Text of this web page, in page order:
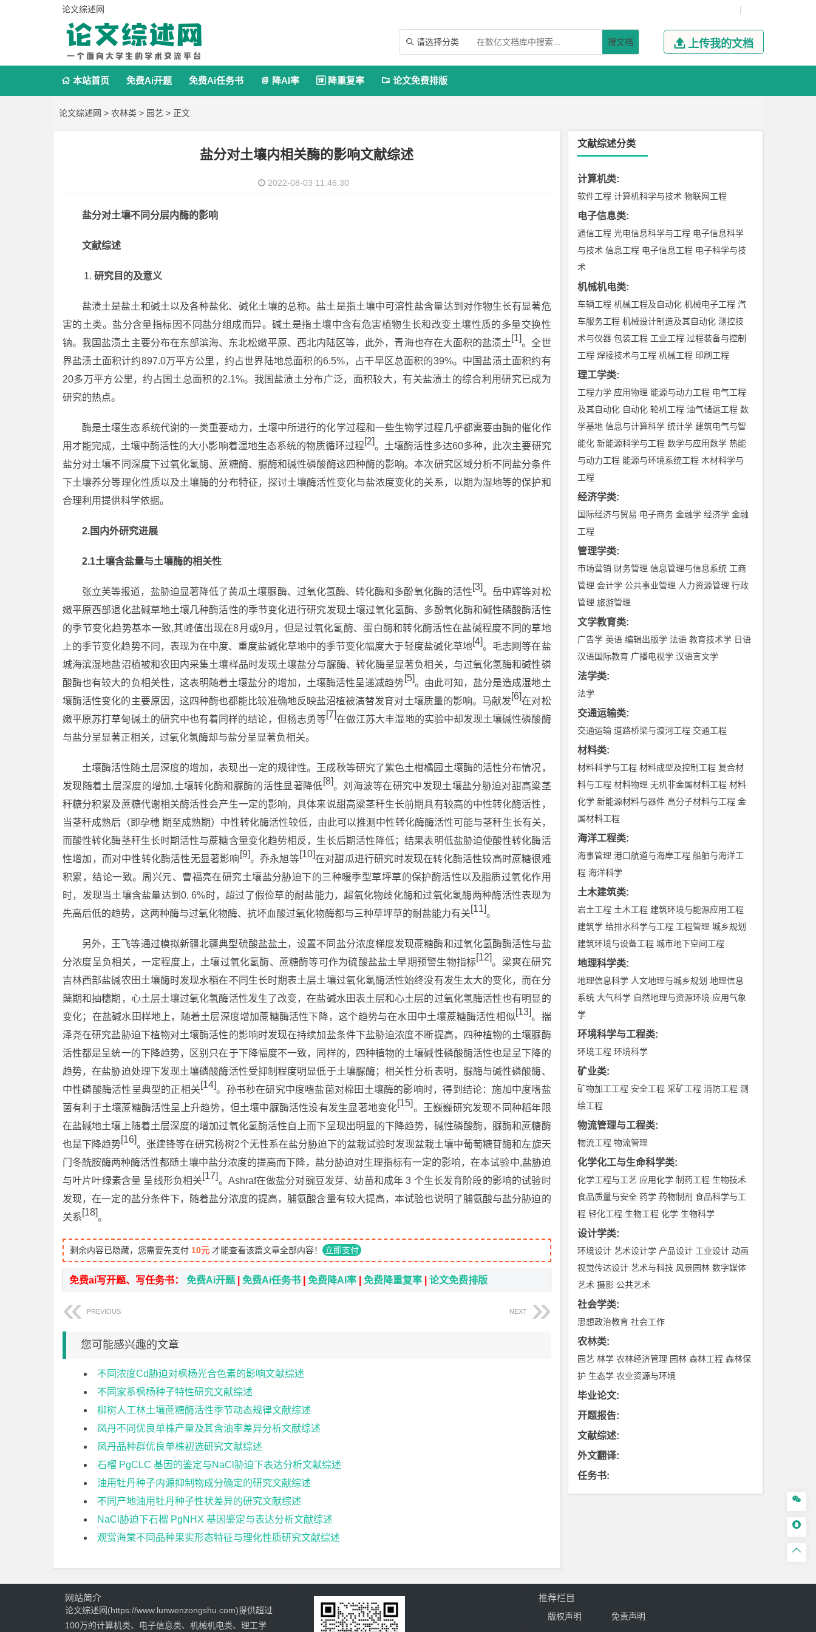
论文综述网 |
 请选择分类 搜文档  上传我的文档
 本站首页 免费Ai开题 免费Ai任务书  降AI率  降重复率  论文免费排版
论文综述网 > 农林类 > 园艺 > 正文
盐分对土壤内相关酶的影响文献综述
2022-08-03 11:46:30
盐分对土壤不同分层内酶的影响
文献综述
研究目的及意义
盐渍土是盐土和碱土以及各种盐化、碱化土壤的总称。盐土是指土壤中可溶性盐含量达到对作物生长有显著危
害的土类。盐分含量指标因不同盐分组成而异。碱土是指土壤中含有危害植物生长和改变土壤性质的多量交换性
钠。我国盐渍土主要分布在东部滨海、东北松嫩平原、西北内陆区等，此外，青海也存在大面积的盐渍土[1]。全世
界盐渍土面积计约897.0万平方公里，约占世界陆地总面积的6.5%，占干旱区总面积的39%。中国盐渍土面积约有
20多万平方公里，约占国土总面积的2.1%。我国盐渍土分布广泛，面积较大，有关盐渍土的综合利用研究已成为
研究的热点。
酶是土壤生态系统代谢的一类重要动力，土壤中所进行的化学过程和一些生物学过程几乎都需要由酶的催化作
用才能完成，土壤中酶活性的大小影响着湿地生态系统的物质循环过程[2]。土壤酶活性多达60多种，此次主要研究
盐分对土壤不同深度下过氧化氢酶、蔗糖酶、脲酶和碱性磷酸酶这四种酶的影响。本次研究区域分析不同盐分条件
下土壤养分等理化性质以及土壤酶的分布特征，探讨土壤酶活性变化与盐浓度变化的关系，以期为湿地等的保护和
合理利用提供科学依据。
2.国内外研究进展
2.1土壤含盐量与土壤酶的相关性
张立芙等报道，盐胁迫显著降低了黄瓜土壤脲酶、过氧化氢酶、转化酶和多酚氧化酶的活性[3]。岳中辉等对松
嫩平原西部退化盐碱草地土壤几种酶活性的季节变化进行研究发现土壤过氧化氢酶、多酚氧化酶和碱性磷酸酶活性
的季节变化趋势基本一致,其峰值出现在8月或9月，但是过氧化氢酶、蛋白酶和转化酶活性在盐碱程度不同的草地
上的季节变化趋势不同，表现为在中度、重度盐碱化草地中的季节变化幅度大于轻度盐碱化草地[4]。毛志刚等在盐
城海滨湿地盐沼植被和农田内采集土壤样品时发现土壤盐分与脲酶、转化酶呈显著负相关，与过氧化氢酶和碱性磷
酸酶也有较大的负相关性，这表明随着土壤盐分的增加，土壤酶活性呈递减趋势[5]。由此可知，盐分是造成湿地土
壤酶活性变化的主要原因，这四种酶也都能比较准确地反映盐沼植被演替发育对土壤质量的影响。马献发[6]在对松
嫩平原苏打草甸碱土的研究中也有着同样的结论，但杨志勇等[7]在做江苏大丰湿地的实验中却发现土壤碱性磷酸酶
与盐分呈显著正相关，过氧化氢酶却与盐分呈显著负相关。
土壤酶活性随土层深度的增加，表现出一定的规律性。王成秋等研究了紫色土柑橘园土壤酶的活性分布情况，
发现随着土层深度的增加,土壤转化酶和脲酶的活性显著降低[8]。刘海波等在研究中发现土壤盐分胁迫对甜高粱茎
秆糖分积累及蔗糖代谢相关酶活性会产生一定的影响，具体来说甜高粱茎秆生长前期具有较高的中性转化酶活性，
当茎秆成熟后（即孕穗 期至成熟期）中性转化酶活性较低，由此可以推测中性转化酶酶活性可能与茎秆生长有关，
而酸性转化酶茎秆生长时期活性与蔗糖含量变化趋势相反，生长后期活性降低；结果表明低盐胁迫使酸性转化酶活
性增加，而对中性转化酶活性无显著影响 [9]。乔永旭等[10]在对甜瓜进行研究时发现在转化酶活性较高时蔗糖很难
积累，结论一致。周兴元、曹福亮在研究土壤盐分胁迫下的三种暖季型草坪草的保护酶活性以及脂质过氧化作用
时，发现当土壤含盐量达到0. 6%时，超过了假俭草的耐盐能力，超氧化物歧化酶和过氧化氢酶两种酶活性表现为
先高后低的趋势，这两种酶与过氧化物酶、抗坏血酸过氧化物酶都与三种草坪草的耐盐能力有关[11]。
另外，王飞等通过模拟新疆北疆典型硫酸盐盐土，设置不同盐分浓度梯度发现蔗糖酶和过氧化氢酶酶活性与盐
分浓度呈负相关，一定程度上，土壤过氧化氢酶、蔗糖酶等可作为硫酸盐盐土早期预警生物指标[12]。梁爽在研究
吉林西部盐碱农田土壤酶时发现水稻在不同生长时期表土层土壤过氧化氢酶活性始终没有发生太大的变化，而在分
蘖期和抽穗期，心土层土壤过氧化氢酶活性发生了改变，在盐碱水田表土层和心土层的过氧化氢酶活性也有明显的
变化；在盐碱水田样地上，随着土层深度增加蔗糖酶活性下降，这个趋势与在水田中土壤蔗糖酶活性相似[13]。揣
泽尧在研究盐胁迫下植物对土壤酶活性的影响时发现在持续加盐条件下盐胁迫浓度不断提高，四种植物的土壤脲酶
活性都是呈统一的下降趋势，区别只在于下降幅度不一致，同样的，四种植物的土壤碱性磷酸酶活性也是呈下降的
趋势，在盐胁迫处理下发现土壤磷酸酶活性受抑制程度明显低于土壤脲酶；相关性分析表明，脲酶与碱性磷酸酶、
中性磷酸酶活性呈典型的正相关[14]。孙书秒在研究中度嗜盐菌对棉田土壤酶的影响时，得到结论：施加中度嗜盐
菌有利于土壤蔗糖酶活性呈上升趋势，但土壤中脲酶活性没有发生显著地变化[15]。王巍巍研究发现不同种稻年限
在盐碱地土壤上随着土层深度的增加过氧化氢酶活性自上而下呈现出明显的下降趋势，碱性磷酸酶，脲酶和蔗糖酶
也是下降趋势[16]。张建锋等在研究杨树2个无性系在盐分胁迫下的盆栽试验时发现盆栽土壤中葡萄糖苷酶和左旋天
门冬酰胺酶两种酶活性都随土壤中盐分浓度的提高而下降，盐分胁迫对生理指标有一定的影响，在本试验中,盐胁迫
与叶片叶绿素含量 呈线形负相关[17]。Ashraf在做盐分对豌豆发芽、幼苗和成年 3 个生长发育阶段的影响的试验时
发现，在一定的盐分条件下，随着盐分浓度的提高，脯氨酸含量有较大提高，本试验也说明了脯氨酸与盐分胁迫的
关系[18]。
剩余内容已隐藏，您需要先支付 10元 才能查看该篇文章全部内容！ 立即支付
免费ai写开题、写任务书： 免费Ai开题 免费Ai任务书 免费降AI率 免费降重复率 论文免费排版
PREVIOUS NEXT
您可能感兴趣的文章
不同浓度Cd胁迫对枫杨光合色素的影响文献综述
不同家系枫杨种子特性研究文献综述
柳树人工林土壤蔗糖酶活性季节动态规律文献综述
凤丹不同优良单株产量及其含油率差异分析文献综述
凤丹品种群优良单株初选研究文献综述
石榴 PgCLC 基因的鉴定与NaCl胁迫下表达分析文献综述
油用牡丹种子内源抑制物成分确定的研究文献综述
不同产地油用牡丹种子性状差异的研究文献综述
NaCl胁迫下石榴 PgNHX 基因鉴定与表达分析文献综述
观赏海棠不同品种果实形态特征与理化性质研究文献综述
文献综述分类
计算机类:
软件工程 计算机科学与技术 物联网工程
电子信息类:
通信工程 光电信息科学与工程 电子信息科学
与技术 信息工程 电子信息工程 电子科学与技
术
机械机电类:
车辆工程 机械工程及自动化 机械电子工程 汽
车服务工程 机械设计制造及其自动化 测控技
术与仪器 包装工程 工业工程 过程装备与控制
工程 焊接技术与工程 机械工程 印刷工程
理工学类:
工程力学 应用物理 能源与动力工程 电气工程
及其自动化 自动化 轮机工程 油气储运工程 数
学基地 信息与计算科学 统计学 建筑电气与智
能化 新能源科学与工程 数学与应用数学 热能
与动力工程 能源与环境系统工程 木材科学与
工程
经济学类:
国际经济与贸易 电子商务 金融学 经济学 金融
工程
管理学类:
市场营销 财务管理 信息管理与信息系统 工商
管理 会计学 公共事业管理 人力资源管理 行政
管理 旅游管理
文学教育类:
广告学 英语 编辑出版学 法语 教育技术学 日语
汉语国际教育 广播电视学 汉语言文学
法学类:
法学
交通运输类:
交通运输 道路桥梁与渡河工程 交通工程
材料类:
材料科学与工程 材料成型及控制工程 复合材
料与工程 材料物理 无机非金属材料工程 材料
化学 新能源材料与器件 高分子材料与工程 金
属材料工程
海洋工程类:
海事管理 港口航道与海岸工程 船舶与海洋工
程 海洋科学
土木建筑类:
岩土工程 土木工程 建筑环境与能源应用工程
建筑学 给排水科学与工程 工程管理 城乡规划
建筑环境与设备工程 城市地下空间工程
地理科学类:
地理信息科学 人文地理与城乡规划 地理信息
系统 大气科学 自然地理与资源环境 应用气象
学
环境科学与工程类:
环境工程 环境科学
矿业类:
矿物加工工程 安全工程 采矿工程 消防工程 测
绘工程
物流管理与工程类:
物流工程 物流管理
化学化工与生命科学类:
化学工程与工艺 应用化学 制药工程 生物技术
食品质量与安全 药学 药物制剂 食品科学与工
程 轻化工程 生物工程 化学 生物科学
设计学类:
环境设计 艺术设计学 产品设计 工业设计 动画
视觉传达设计 艺术与科技 风景园林 数字媒体
艺术 摄影 公共艺术
社会学类:
思想政治教育 社会工作
农林类:
园艺 林学 农林经济管理 园林 森林工程 森林保
护 生态学 农业资源与环境
毕业论文:
开题报告:
文献综述:
外文翻译:
任务书:



网站简介
论文综述网(https://www.lunwenzongshu.com)提供超过
100万的计算机类、电子信息类、机械机电类、理工学
推荐栏目
版权声明 免责声明